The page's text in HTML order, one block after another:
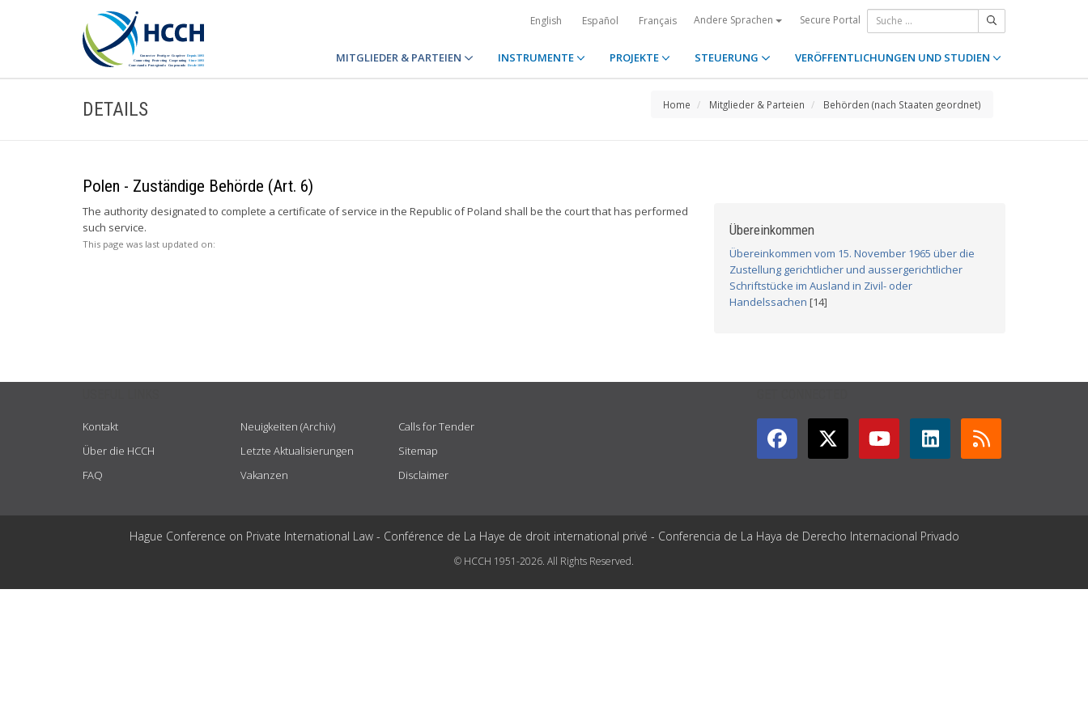
English Español Français Andere Sprachen Secure Portal
MITGLIEDER & PARTEIEN INSTRUMENTE PROJEKTE STEUERUNG VERÖFFENTLICHUNGEN UND STUDIEN
DETAILS Home Mitglieder & Parteien Behörden (nach Staaten geordnet)
Polen - Zuständige Behörde (Art. 6)
The authority designated to complete a certificate of service in the Republic of Poland shall be the court that has performed
such service.
This page was last updated on:
Übereinkommen
Übereinkommen vom 15. November 1965 über die
Zustellung gerichtlicher und aussergerichtlicher
Schriftstücke im Ausland in Zivil- oder
Handelssachen [14]
Kontakt
Über die HCCH
FAQ
Neuigkeiten (Archiv)
Letzte Aktualisierungen
Vakanzen
Calls for Tender
Sitemap
Disclaimer
Hague Conference on Private International Law - Conférence de La Haye de droit international privé - Conferencia de La Haya de Derecho Internacional Privado
© HCCH 1951-2026. All Rights Reserved.